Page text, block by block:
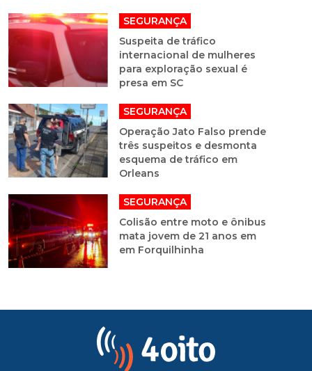
SEGURANÇA
Suspeita de tráfico
internacional de mulheres
para exploração sexual é
presa em SC
SEGURANÇA
Operação Jato Falso prende
três suspeitos e desmonta
esquema de tráfico em
Orleans
SEGURANÇA
Colisão entre moto e ônibus
mata jovem de 21 anos em
em Forquilhinha